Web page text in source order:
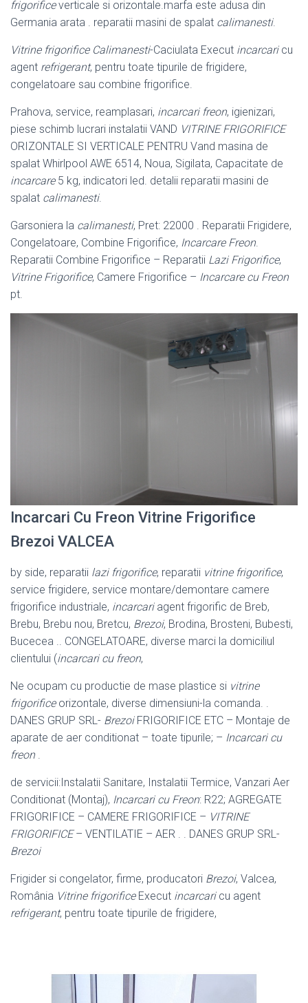
frigorificeverticale si orizontale.marfa este adusa din
Germania arata . reparatii masini de spalat calimanesti.
Vitrine frigorifice Calimanesti-Caciulata Execut incarcaricu
agent refrigerant, pentru toate tipurile de frigidere,
congelatoare sau combine frigorifice.
Prahova, service, reamplasari, incarcari freon, igienizari,
piese schimb lucrari instalatii VAND VITRINE FRIGORIFICE
ORIZONTALE SI VERTICALE PENTRU Vand masina de
spalat Whirlpool AWE 6514, Noua, Sigilata, Capacitate de
incarcare5 kg, indicatori led. detalii reparatii masini de
spalat calimanesti.
Garsoniera la calimanesti, Pret: 22000 . Reparatii Frigidere,
Congelatoare, Combine Frigorifice, Incarcare Freon.
Reparatii Combine Frigorifice – Reparatii Lazi Frigorifice,
Vitrine Frigorifice, Camere Frigorifice – Incarcare cu Freon
pt.
Incarcari Cu Freon Vitrine Frigorifice
Brezoi VALCEA
by side, reparatii lazi frigorifice, reparatii vitrine frigorifice,
service frigidere, service montare/demontare camere
frigorifice industriale, incarcariagent frigorific de Breb,
Brebu, Brebu nou, Bretcu, Brezoi, Brodina, Brosteni, Bubesti,
Bucecea .. CONGELATOARE, diverse marci la domiciliul
clientului (incarcari cu freon,
Ne ocupam cu productie de mase plastice si vitrine
frigorificeorizontale, diverse dimensiuni-la comanda. .
DANES GRUP SRL- BrezoiFRIGORIFICE ETC – Montaje de
aparate de aer conditionat – toate tipurile; – Incarcari cu
freon.
de servicii:Instalatii Sanitare, Instalatii Termice, Vanzari Aer
Conditionat (Montaj), Incarcari cu Freon: R22; AGREGATE
FRIGORIFICE – CAMERE FRIGORIFICE – VITRINE
FRIGORIFICE– VENTILATIE – AER . . DANES GRUP SRL-
Brezoi
Frigider si congelator, firme, producatori Brezoi, Valcea,
România Vitrine frigorificeExecut incarcaricu agent
refrigerant, pentru toate tipurile de frigidere,